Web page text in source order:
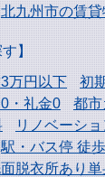
北九州市の賃
】
万円以下
初
・礼金0
都
リノベーシ
駅・バス停 徒
脱衣所あり